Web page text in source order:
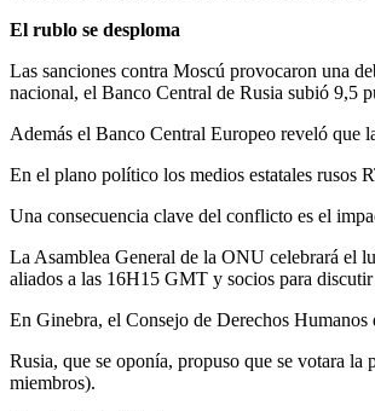
El rublo se desploma
Las sanciones contra Moscú provocaron una
nacional, el Banco Central de Rusia subió 9,5
Además el Banco Central Europeo reveló que
En el plano político los medios estatales rusos
Una consecuencia clave del conflicto es el
La Asamblea General de la ONU celebrará el
aliados a las 16H15 GMT y socios para
En Ginebra, el Consejo de Derechos
Rusia, que se oponía, propuso que se votara
miembros).